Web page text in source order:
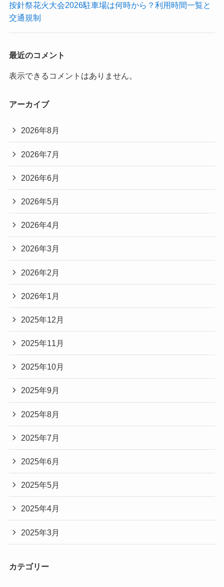
按針祭花火大会2026駐車場は何時から？利用時間一覧と
交通規制
最近のコメント
表示できるコメントはありません。
アーカイブ
2026年8月
2026年7月
2026年6月
2026年5月
2026年4月
2026年3月
2026年2月
2026年1月
2025年12月
2025年11月
2025年10月
2025年9月
2025年8月
2025年7月
2025年6月
2025年5月
2025年4月
2025年3月
カテゴリー